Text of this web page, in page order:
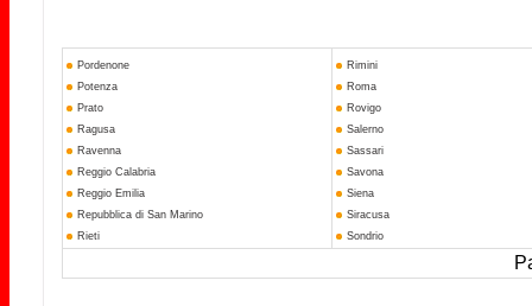
Pordenone
Potenza
Prato
Ragusa
Ravenna
Reggio Calabria
Reggio Emilia
Repubblica di San Marino
Rieti
Rimini
Roma
Rovigo
Salerno
Sassari
Savona
Siena
Siracusa
Sondrio